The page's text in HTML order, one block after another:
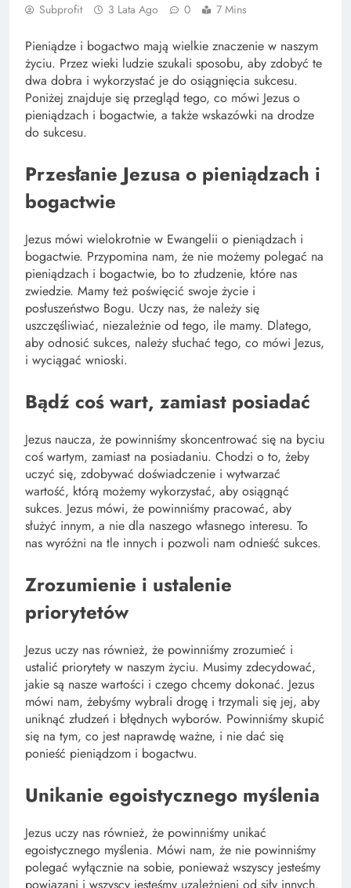
Subprofit 3 Lata Ago 0 7 Mins
Pieniądze i bogactwo mają wielkie znaczenie w naszym
życiu. Przez wieki ludzie szukali sposobu, aby zdobyć te
dwa dobra i wykorzystać je do osiągnięcia sukcesu.
Poniżej znajduje się przegląd tego, co mówi Jezus o
pieniądzach i bogactwie, a także wskazówki na drodze
do sukcesu.
Przesłanie Jezusa o pieniądzach i
bogactwie
Jezus mówi wielokrotnie w Ewangelii o pieniądzach i
bogactwie. Przypomina nam, że nie możemy polegać na
pieniądzach i bogactwie, bo to złudzenie, które nas
zwiedzie. Mamy też poświęcić swoje życie i
posłuszeństwo Bogu. Uczy nas, że należy się
uszczęśliwiać, niezależnie od tego, ile mamy. Dlatego,
aby odnosić sukces, należy słuchać tego, co mówi Jezus,
i wyciągać wnioski.
Bądź coś wart, zamiast posiadać
Jezus naucza, że powinniśmy skoncentrować się na byciu
coś wartym, zamiast na posiadaniu. Chodzi o to, żeby
uczyć się, zdobywać doświadczenie i wytwarzać
wartość, którą możemy wykorzystać, aby osiągnąć
sukces. Jezus mówi, że powinniśmy pracować, aby
służyć innym, a nie dla naszego własnego interesu. To
nas wyróżni na tle innych i pozwoli nam odnieść sukces.
Zrozumienie i ustalenie
priorytetów
Jezus uczy nas również, że powinniśmy zrozumieć i
ustalić priorytety w naszym życiu. Musimy zdecydować,
jakie są nasze wartości i czego chcemy dokonać. Jezus
mówi nam, żebyśmy wybrali drogę i trzymali się jej, aby
uniknąć złudzeń i błędnych wyborów. Powinniśmy skupić
się na tym, co jest naprawdę ważne, i nie dać się
ponieść pieniądzom i bogactwu.
Unikanie egoistycznego myślenia
Jezus uczy nas również, że powinniśmy unikać
egoistycznego myślenia. Mówi nam, że nie powinniśmy
polegać wyłącznie na sobie, ponieważ wszyscy jesteśmy
powiązani i wszyscy jesteśmy uzależnieni od siły innych.